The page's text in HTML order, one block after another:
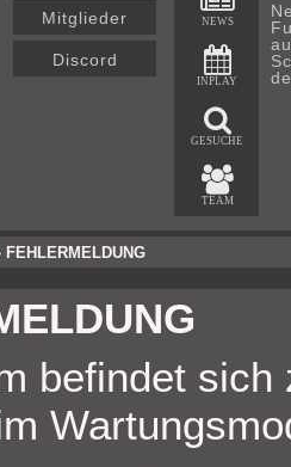
Mitglieder
Discord
NEWS
INPLAY
GESUCHE
TEAM
FEHLERMELDUNG
befindet